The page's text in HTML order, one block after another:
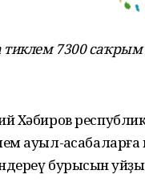
7300
Хәбиров
ауыл-ҡасабаларға
бурысын